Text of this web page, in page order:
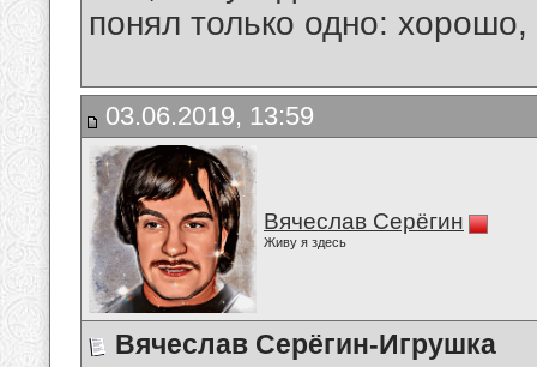
понял только одно:
03.06.2019, 13:59
Вячеслав Серёгин
Живу я здесь
Вячеслав Серёгин-Игрушка